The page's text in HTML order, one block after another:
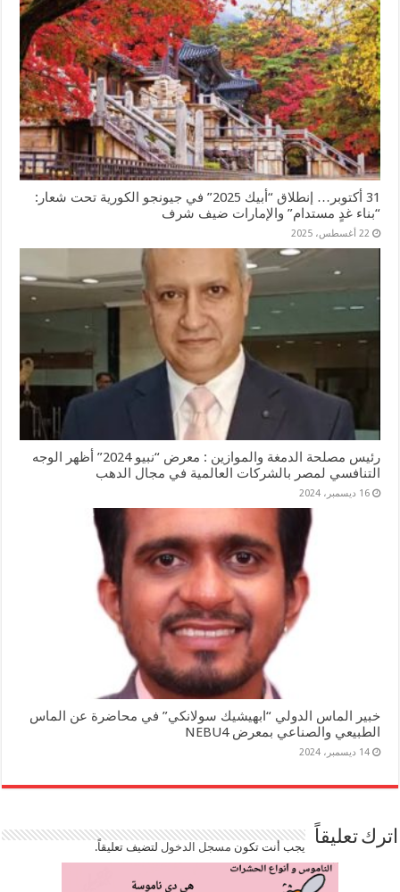
31 أكتوبر… إنطلاق “أبيك 2025” في جيونجو الكورية تحت شعار:
“بناء غدٍ مستدام” والإمارات ضيف شرف
22 أغسطس، 2025
رئيس مصلحة الدمغة والموازين : معرض “نبيو 2024” أظهر الوجه
التنافسي لمصر بالشركات العالمية في مجال الدهب
16 ديسمبر، 2024
خبير الماس الدولي “ابهيشيك سولانكي” في محاضرة عن الماس
الطبيعي والصناعي بمعرض NEBU4
14 ديسمبر، 2024
اترك تعليقاً يجب أنت تكون مسجل الدخوللتضيف تعليقاً.